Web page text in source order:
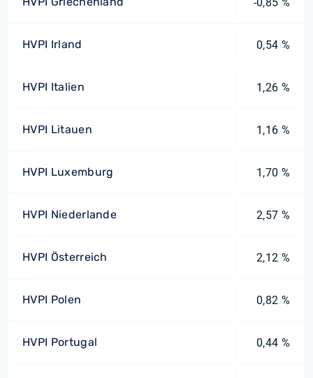
HVPI Irland 0,54 %
HVPI Italien 1,26 %
HVPI Litauen 1,16 %
HVPI Luxemburg 1,70 %
HVPI Niederlande 2,57 %
HVPI Österreich 2,12 %
HVPI Polen 0,82 %
HVPI Portugal 0,44 %